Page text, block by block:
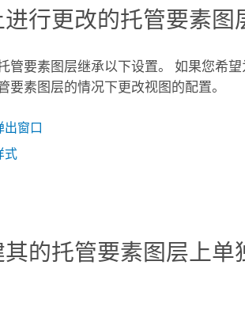
行更改的托管要素图
管要素图层继承以下设置。 如果您希
要素图层的情况下更改视图的配置。
出窗口
式
的托管要素图层上单